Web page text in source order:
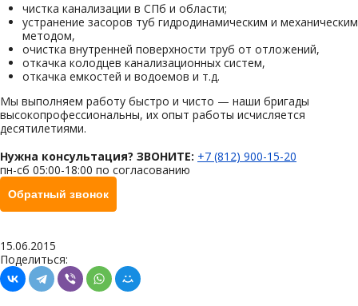
чистка канализации в СПб и области;
устранение засоров туб гидродинамическим и механическим
методом,
очистка внутренней поверхности труб от отложений,
откачка колодцев канализационных систем,
откачка емкостей и водоемов и т.д.
Мы выполняем работу быстро и чисто — наши бригады
высокопрофессиональны, их опыт работы исчисляется
десятилетиями.
Нужна консультация? ЗВОНИТЕ: +7 (812) 900-15-20
пн-сб 05:00-18:00 по согласованию
Обратный звонок
15.06.2015
Поделиться: